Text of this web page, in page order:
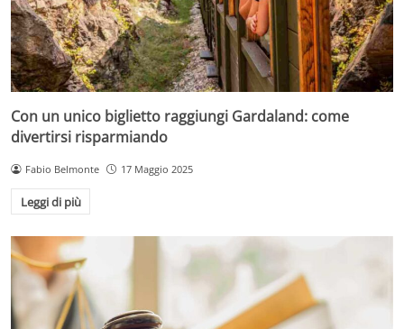
Con un unico biglietto raggiungi Gardaland: come
divertirsi risparmiando
Fabio Belmonte 17 Maggio 2025
Leggi di più